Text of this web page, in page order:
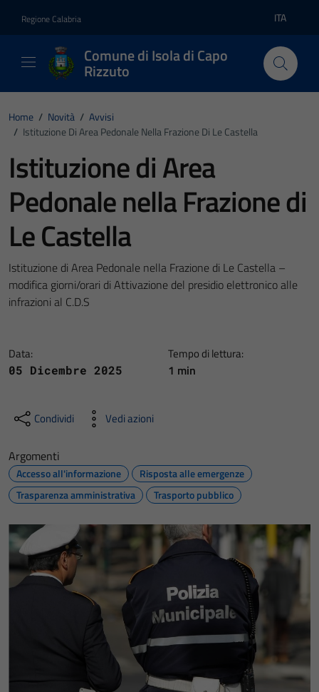
Regione Calabria Lingua
ITA
Comune di Isola di Capo
Rizzuto
Home / Novità / Avvisi
/ Istituzione Di Area Pedonale Nella Frazione Di Le Castella
Istituzione di Area
Pedonale nella Frazione di
Le Castella
Istituzione di Area Pedonale nella Frazione di Le Castella –
modifica giorni/orari di Attivazione del presidio elettronico alle
infrazioni al C.D.S
Data:
05 Dicembre 2025
Tempo di lettura:
1 min
Condividi Vedi azioni
Argomenti
Accesso all'informazione
Risposta alle emergenze
Trasparenza amministrativa
Trasporto pubblico